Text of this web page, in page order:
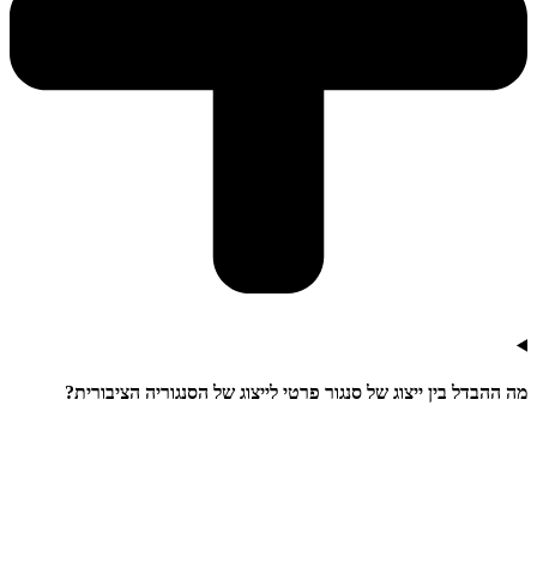
מה ההבדל בין ייצוג של סנגור פרטי לייצוג של הסנגוריה הציבורית?